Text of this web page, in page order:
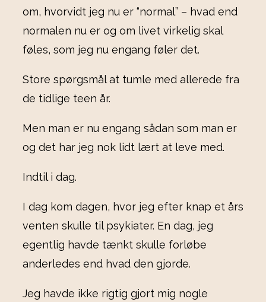
om, hvorvidt jeg nu er “normal” – hvad end
normalen nu er og om livet virkelig skal
føles, som jeg nu engang føler det.
Store spørgsmål at tumle med allerede fra
de tidlige teen år.
Men man er nu engang sådan som man er
og det har jeg nok lidt lært at leve med.
Indtil i dag.
I dag kom dagen, hvor jeg efter knap et års
venten skulle til psykiater. En dag, jeg
egentlig havde tænkt skulle forløbe
anderledes end hvad den gjorde.
Jeg havde ikke rigtig gjort mig nogle